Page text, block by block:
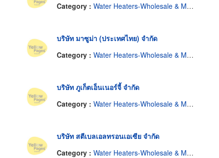
Category : Water Heaters-Wholesale & Manufacturers
บริษัท มาซูม่า (ประเทศไทย) จำกัด
Category : Water Heaters-Wholesale & Manufacturers
บริษัท ภูเก็ตเอ็นเนอร์จี้ จำกัด
Category : Water Heaters-Wholesale & Manufacturers
บริษัท สตีเบลเอลทรอนเอเซีย จำกัด
Category : Water Heaters-Wholesale & Manufacturers